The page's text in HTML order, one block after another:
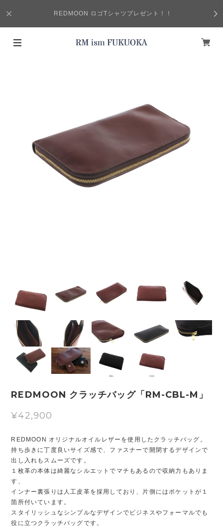
REDMOON ロゴTシャツプレゼント！！
REDMOON クラッチバッグ「RM-CBL-M」
¥42,900
REDMOON オリジナルオイルレザーを使用したクラッチバッグ。
持ち歩きに丁度良いサイズ感で、ファスナーで開閉するデザインで
出し入れもスムーズです。
１枚革の本体は綺麗なシルエットでマチもあるので収納力もありま
す、
インナー裏張りは人工皮革を採用しており、片側にはポケットが１
箇所付いています。
スタイリッシュなシンプルなデザインでビジネスやフォーマルでも
役に立つクラッチバッグです。